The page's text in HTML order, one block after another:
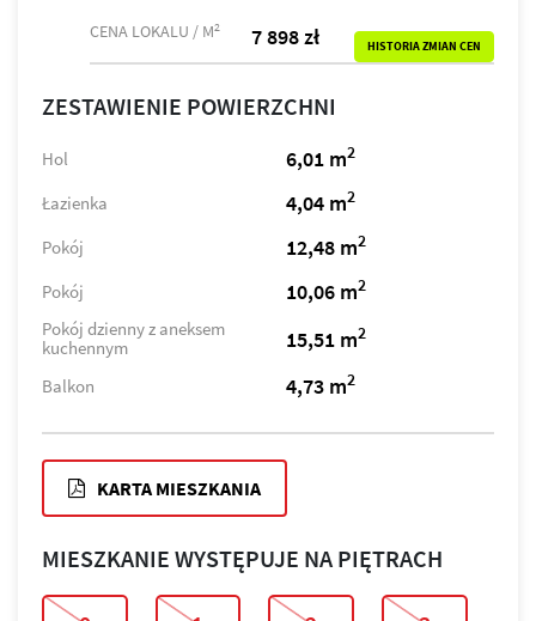
CENA LOKALU / M2 7 898 zł HISTORIA ZMIAN CEN
ZESTAWIENIE POWIERZCHNI
Hol 6,01 m2
Łazienka 4,04 m2
Pokój 12,48 m2
Pokój 10,06 m2
Pokój dzienny z aneksem
kuchennym
15,51 m2
Balkon 4,73 m2
KARTA MIESZKANIA
MIESZKANIE WYSTĘPUJE NA PIĘTRACH